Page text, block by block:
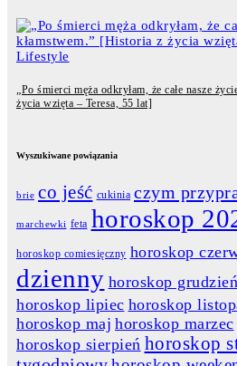
Lifestyle
„Po śmierci męża odkryłam, że całe nasze
życia wzięta – Teresa, 55 lat]
Wyszukiwane powiązania
brie co jeść cukinia czym
marchewki feta horoskop
horoskop comiesięczny horoskop
dzienny horoskop grudzień
horoskop lipiec horoskop
horoskop maj horoskop marzec
horoskop sierpień horoskop